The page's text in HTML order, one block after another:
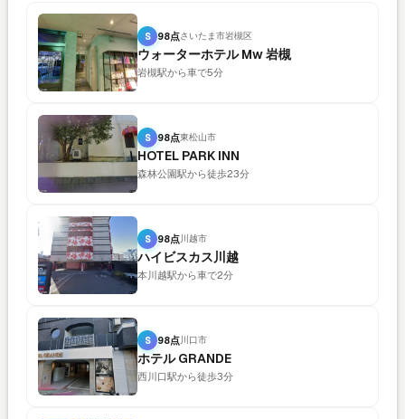
S 98点さいたま市岩槻区
ウォーターホテル Mw 岩槻
岩槻駅から車で5分
S 98点東松山市
HOTEL PARK INN
森林公園駅から徒歩23分
S 98点川越市
ハイビスカス川越
本川越駅から車で2分
S 98点川口市
ホテル GRANDE
西川口駅から徒歩3分